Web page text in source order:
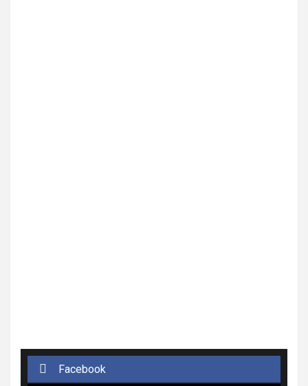
Facebook